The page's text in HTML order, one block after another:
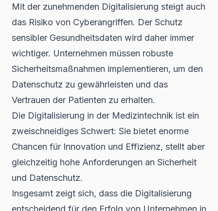
Mit der zunehmenden Digitalisierung steigt auch
das Risiko von Cyberangriffen. Der Schutz
sensibler Gesundheitsdaten wird daher immer
wichtiger. Unternehmen müssen robuste
Sicherheitsmaßnahmen implementieren, um den
Datenschutz zu gewährleisten und das
Vertrauen der Patienten zu erhalten.
Die Digitalisierung in der Medizintechnik ist ein
zweischneidiges Schwert: Sie bietet enorme
Chancen für Innovation und Effizienz, stellt aber
gleichzeitig hohe Anforderungen an Sicherheit
und Datenschutz.
Insgesamt zeigt sich, dass die Digitalisierung
entscheidend für den Erfolg von Unternehmen in